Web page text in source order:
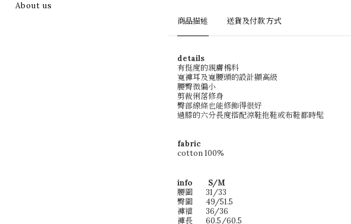
About us
商品描述 送貨及付款方式
details
有挺度的親膚棉料
寬褲耳及寬腰頭的設計顯高級
腰臀微偏小
剪裁俐落修身
臀部線條也能修飾得很好
過膝的六分長度搭配涼鞋拖鞋或布鞋都時髦
fabric
cotton 100%
info S/M
腰圍
31/33
臀圍
49/51.5
褲襠
36/36
褲長
60.5/60.5